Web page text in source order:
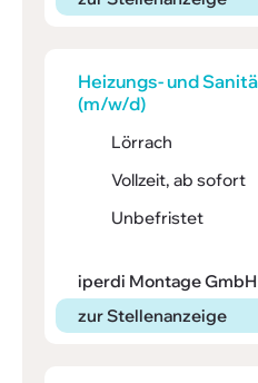
Heizungs- und
(m/w/d)
Lörrach
Vollzeit, ab sofort
Unbefristet
iperdi Montage GmbH
zur Stellenanzeige